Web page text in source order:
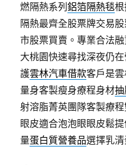
燃隔熱系列鋁箔隔熱毯
隔熱最齊全股票牌交易
市股票買賣。專業合法
大桃園快速尋找深夜仍
護雲林汽車借款客戶是
量身客製瘦身療程身材
射溶脂菁英團隊客製療
眼皮適合泡泡眼眼皮鬆
量蛋白質營養品選擇乳